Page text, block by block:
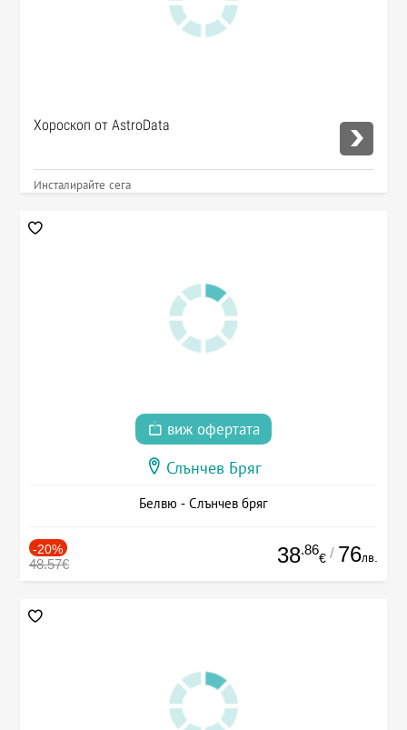
Хороскоп от AstroData
Инсталирайте сега
виж офертата
Слънчев Бряг
Белвю - Слънчев бряг
-20%
48.57€ 38.86
€ / 76лв.